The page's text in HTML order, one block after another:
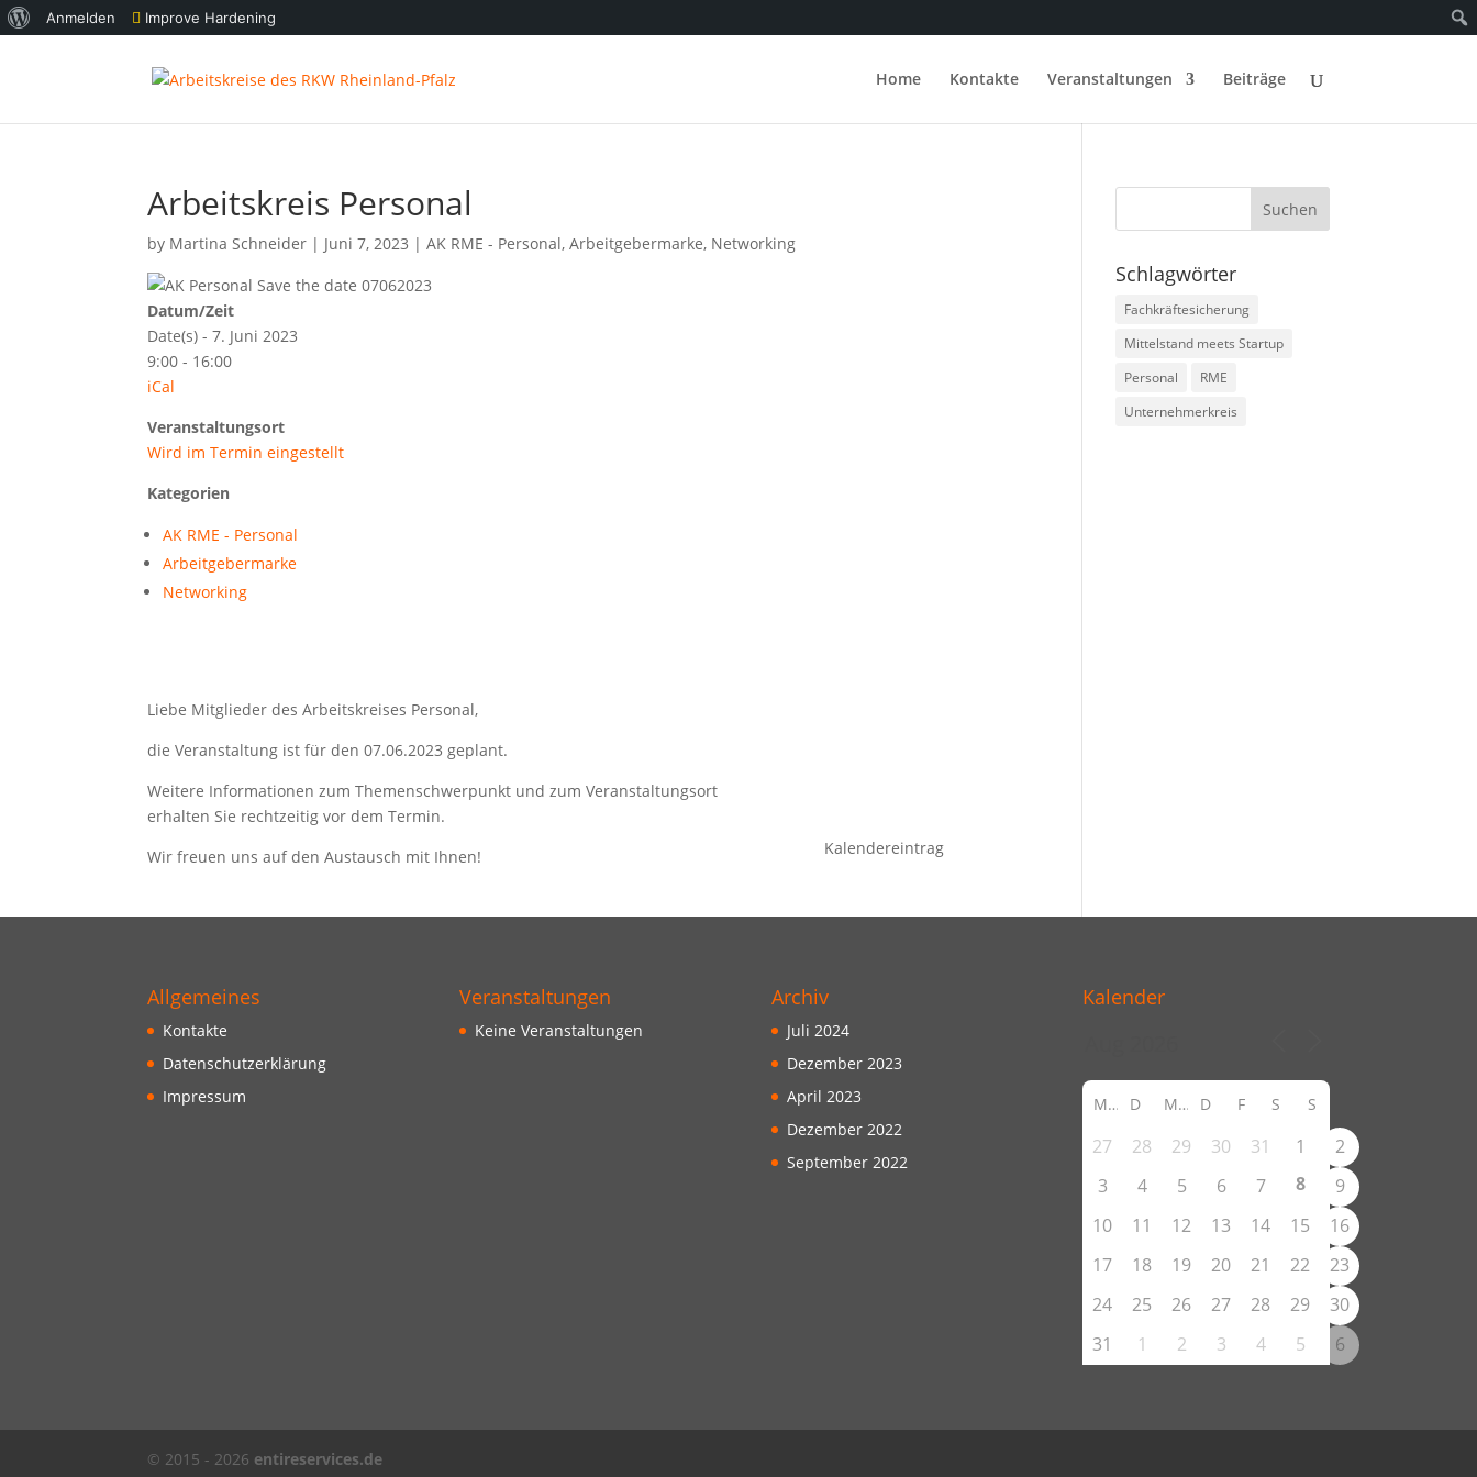
Über
Anmelden Improve Hardening
Home Kontakte Veranstaltungen Beiträge
Arbeitskreis Personal
by Martina Schneider | Juni 7, 2023 |AK RME - Personal,Arbeitgebermarke, Networking
Datum/Zeit
Date(s) - 7. Juni 2023
9:00 - 16:00
iCal
Veranstaltungsort
Wird im Termin eingestellt
Kategorien
AK RME - Personal
Arbeitgebermarke
Networking
Liebe Mitglieder des Arbeitskreises Personal,
die Veranstaltung ist für den 07.06.2023 geplant.
Weitere Informationen zum Themenschwerpunkt und zum Veranstaltungsort
erhalten Sie rechtzeitig vor dem Termin.
Wir freuen uns auf den Austausch mit Ihnen!
Kalendereintrag
Schlagwörter
Fachkräftesicherung
Mittelstand meets Startup
Personal
RME
Unternehmerkreis
Allgemeines
Kontakte
Datenschutzerklärung
Impressum
Veranstaltungen
Keine Veranstaltungen
Archiv
Juli 2024
Dezember 2023
April 2023
Dezember 2022
September 2022
Kalender
M D M D F S S
27 28 29 30 31 1
2
3
4 5 6 7 8
9
10
11 12 13 14 15
16
17
18 19 20 21 22
23
24
25 26 27 28 29
30
31
1 2 3 4 5 6
© 2015 - 2026 entireservices.de